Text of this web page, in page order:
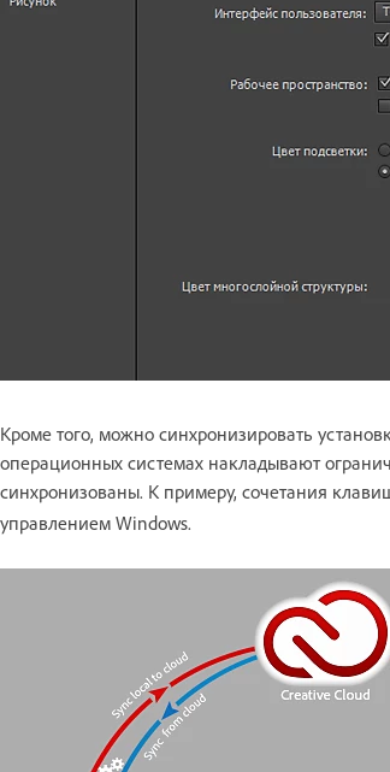
Кроме того, можно синхронизировать
операционных системах накладывают
синхронизованы. К примеру, сочетания
управлением Windows.